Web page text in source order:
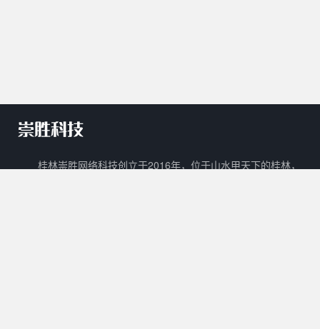
桂林崇胜网络科技创立于2016年，位于山水甲天下的桂林，